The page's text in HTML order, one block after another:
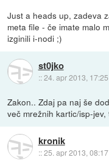
Just a heads up, zadeva
meta file - če imate malo
izginili i-nodi ;)
st0jko
::24. apr 2013, 17:25
Zakon.. Zdaj pa naj še
več mrežnih kartic/isp-
kronik
::25. apr 2013, 08:17